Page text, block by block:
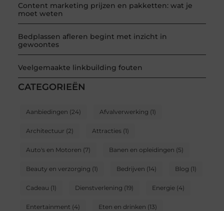
Content marketing prijzen en pakketten: wat je
moet weten
Bedplassen afleren begint met inzicht in
gewoontes
Veelgemaakte linkbuilding fouten
CATEGORIEËN
Aanbiedingen (24) Afvalverwerking (1)
Architectuur (2) Attracties(1)
Auto's en Motoren (7) Banen en opleidingen (5)
Beauty en verzorging (1) Bedrijven (14) Blog (1)
Cadeau (1) Dienstverlening (19) Energie(4)
Entertainment (4) Eten en drinken (13)